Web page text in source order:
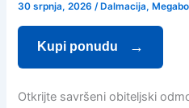
30 srpnja, 2026/ Dalmacija,
Kupi ponudu
Otkrijte savršeni obiteljski